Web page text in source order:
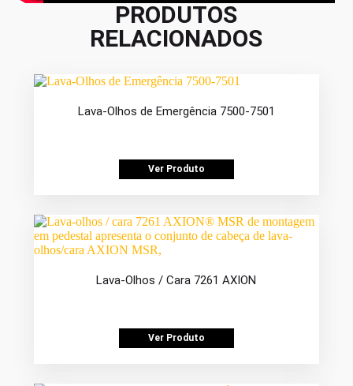
PRODUTOS
RELACIONADOS
Lava-Olhos de Emergência 7500-7501
Ver Produto
Lava-Olhos / Cara 7261 AXION
Ver Produto